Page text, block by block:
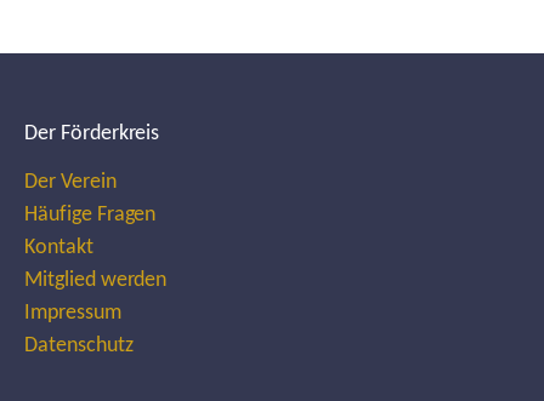
Der Förderkreis
Der Verein
Häufige Fragen
Kontakt
Mitglied werden
Impressum
Datenschutz